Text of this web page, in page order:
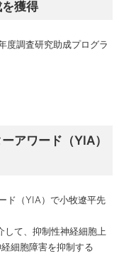
獲得
調査研究助成プログラ
アワード（YIA）
ド（YIA）で小牧遼平先
て、抑制性神経細胞上
細胞障害を抑制する